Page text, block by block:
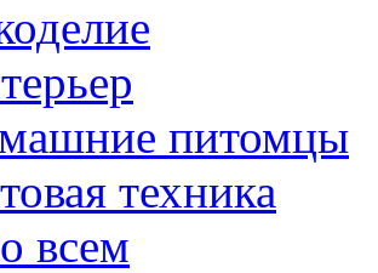
питомцы
техника
всем